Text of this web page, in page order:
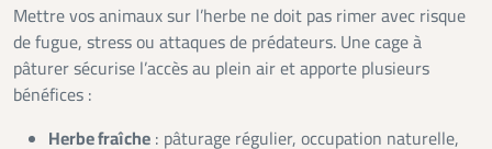
Mettre vos animaux sur l’herbe ne doit pas rimer avec risque
de fugue, stress ou attaques de prédateurs. Une cage à
pâturer sécurise l’accès au plein air et apporte plusieurs
bénéfices :
Herbe fraîche : pâturage régulier, occupation naturelle,